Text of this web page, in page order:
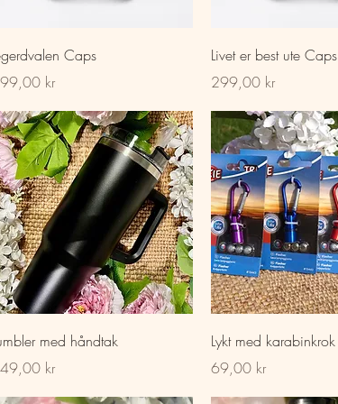
Hurtigvisning
Caps
kr
Hurtigvisning
Livet er best ute Caps
Pris
299,00 kr
Hurtigvisning
med håndtak
kr
Hurtigvisning
Lykt med karabinkrok
Pris
69,00 kr